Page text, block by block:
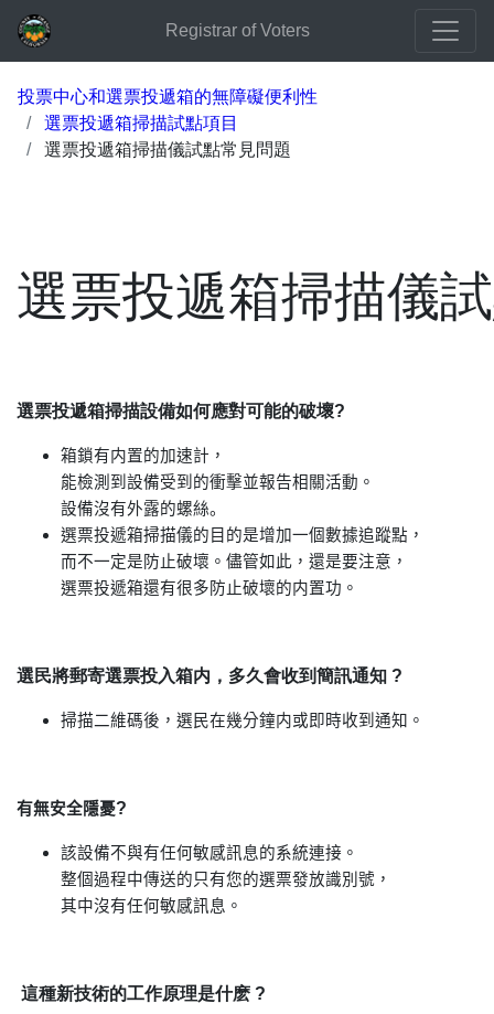
Registrar of Voters
投票中心和選票投遞箱的無障礙便利性
選票投遞箱掃描試點項目
選票投遞箱掃描儀試點常見問題
選票投遞箱掃描儀
選票投遞箱掃描設備如何應對可能的破壞?
箱鎖有内置的加速計，
能檢測到設備受到的衝擊並報告相關活動。
設備沒有外露的螺絲。
選票投遞箱掃描儀的目的是增加一個數據追蹤點，
而不一定是防止破壞。儘管如此，還是要注意，
選票投遞箱還有很多防止破壞的内置功。
選民將郵寄選票投入箱内，多久會收到簡訊通知 ?
掃描二維碼後，選民在幾分鐘内或即時收到通知。
有無安全隱憂?
該設備不與有任何敏感訊息的系統連接。
整個過程中傳送的只有您的選票發放識別號，
其中沒有任何敏感訊息。
這種新技術的工作原理是什麽 ?